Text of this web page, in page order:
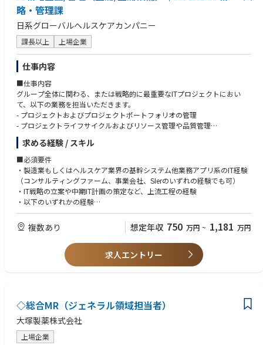
略・管理課
日系グローバルヘルスケアカンパニー
課長以上 上場企業
仕事内容
■仕事内容
グループ全体に関わる、または戦略的に最重要なITプロジェクトにおい
て、以下の業務を担当いただきます。
- プロジェクトおよびプロジェクトポートフォリオの管理
- プロジェクトライフサイクルおよびリソース管理や品質管理
- 企業活動の維持・発展・効率化を目的とした、IT戦略の企画・立案・推
進
具体的な開発/導入/保守/運用は各グループ会社内のIT組織が担当するた
め、当組織ではHDのIT組織として上流工程を担当しています。
海外案件は欧州のITチームが中心になって管理していますが、一部当組織
でも管理している領域があり、現状では全体の8割が国内案件、2割が海外
く可能性があります。（苦手な方は基本的に国内案件担当になります）
コロナ禍以降はほとんどありませんが、極稀に海外出張が発生するケース
■現在進行中のPJの一部
■働きかた
リモートワーク可能（現状は出勤と在宅で半々程度）
求める経験 / スキル
■必須要件
・製造業もしくはヘルスケア業界の基幹システム他業務アプリ系のIT経験
（コンサルティングファーム、事業会社、SIerのいずれの経験でも可）
・IT戦略の立案や中期IT計画の策定など、上流工程の経験
・以下のいずれかの経験
- ITプロジェクトにおけるプロジェクトマネージャーとしての実務経験
- プロジェクトポートフォリオ管理、ライフサイクル・リソース管理、
品質管理のいずれかの経験
・ITベンダやコンサル会社で、プロジェクト管理やIT企画の経験
・IT戦略立案に関する専門資格（例：ITストラテジスト、ITコーディネー
タなど）
・英語での実務コミュニケーションスキル（海外拠点メンバーやグローバ
ルベンダーとの会議で使用） ※英語が苦手な方には国内PJをお任せしま
す
複数あり 想定年収 750 万円 ~ 1,181 万円
求人エントリー
◇総合MR（ジェネラル領域担当者）
大塚製薬株式会社
上場企業